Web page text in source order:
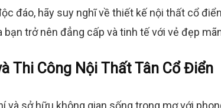
đáo, hãy suy nghĩ về thiết kế nội thất cổ
bạn trở nên đẳng cấp và tinh tế với vẻ đẹp
Thi Công Nội Thất Tân Cổ Điển
và sở hữu không gian sống trong mơ với